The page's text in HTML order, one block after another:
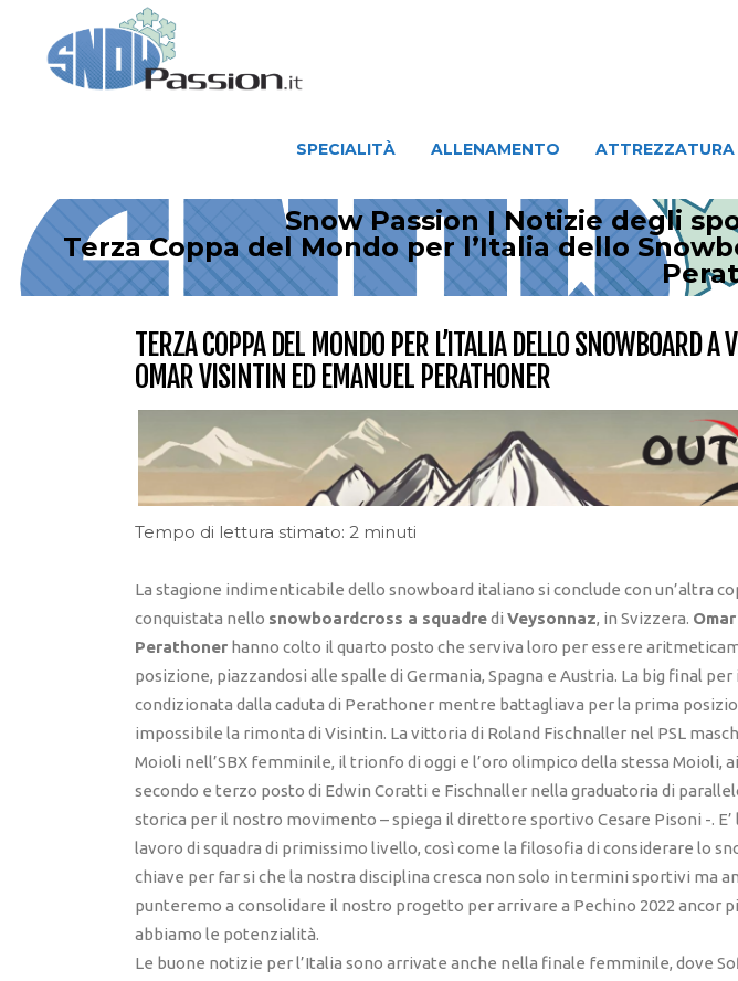
SPECIALITÀ ALLENAMENTO ATTREZZATURA
Snow Passion | Notizie degli
Terza Coppa del Mondo per l’Italia dello
TERZA COPPA DEL MONDO PER L’ITALIA DELLO SNOWBOARD A
OMAR VISINTIN ED EMANUEL PERATHONER
Tempo di lettura stimato: 2 minuti
La stagione indimenticabile dello snowboard italiano si conclude con un’altra
conquistata nello snowboardcross a squadredi Veysonnaz, in Svizzera.
Perathoner hanno colto il quarto posto che serviva loro per essere
posizione, piazzandosi alle spalle di Germania, Spagna e Austria. La big final
condizionata dalla caduta di Perathoner mentre battagliava per la prima
impossibile la rimonta di Visintin. La vittoria di Roland Fischnaller nel PSL
Moioli nell’SBX femminile, il trionfo di oggi e l’oro olimpico della stessa Moioli,
secondo e terzo posto di Edwin Coratti e Fischnaller nella graduatoria di
storica per il nostro movimento – spiega il direttore sportivo Cesare Pisoni -.
lavoro di squadra di primissimo livello, così come la filosofia di considerare lo
chiave per far si che la nostra disciplina cresca non solo in termini sportivi ma
punteremo a consolidare il nostro progetto per arrivare a Pechino 2022 ancor
abbiamo le potenzialità.
Le buone notizie per l’Italia sono arrivate anche nella finale femminile, dove